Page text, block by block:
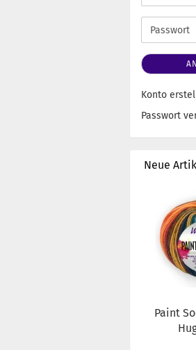
Mail-
Adresse
Passwort
Konto
Passwort
Neue
Paint